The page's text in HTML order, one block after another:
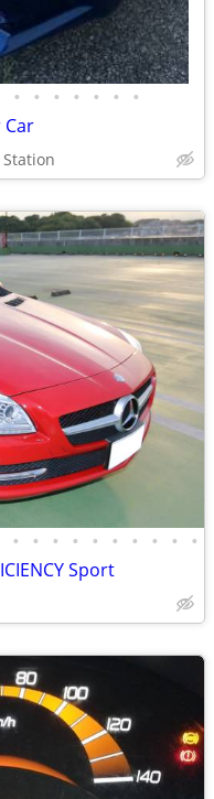
• • • • • • •
• • • • • • • • • •
Sport